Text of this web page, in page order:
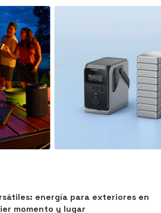
energía para exteriores en
momento y lugar